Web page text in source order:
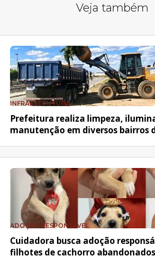
Veja também
INFRAESTRUTURA
Prefeitura realiza limpeza,
manutenção em diversos bairros
ADOÇÃO RESPONSÁVEL
Cuidadora busca adoção
filhotes de cachorro